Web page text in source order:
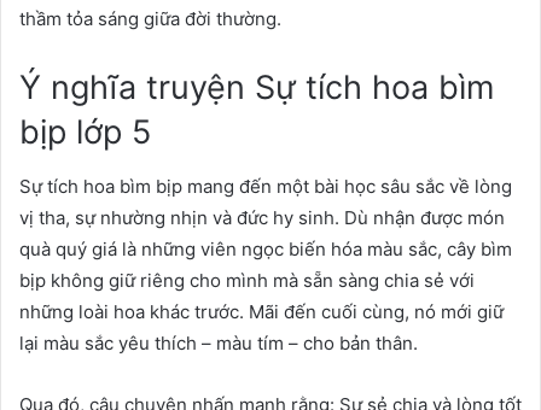
thầm tỏa sáng giữa đời thường.
Ý nghĩa truyện Sự tích hoa bìm
bịp lớp 5
Sự tích hoa bìm bịp mang đến một bài học sâu sắc về lòng
vị tha, sự nhường nhịn và đức hy sinh. Dù nhận được món
quà quý giá là những viên ngọc biến hóa màu sắc, cây bìm
bịp không giữ riêng cho mình mà sẵn sàng chia sẻ với
những loài hoa khác trước. Mãi đến cuối cùng, nó mới giữ
lại màu sắc yêu thích – màu tím – cho bản thân.
Qua đó, câu chuyện nhấn mạnh rằng: Sự sẻ chia và lòng tốt